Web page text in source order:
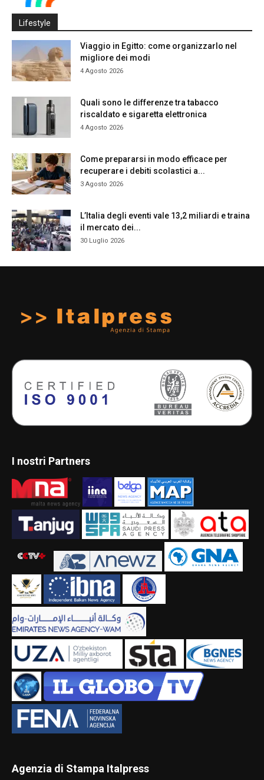
Lifestyle
Viaggio in Egitto: come organizzarlo nel
migliore dei modi
4 Agosto 2026
Quali sono le differenze tra tabacco
riscaldato e sigaretta elettronica
4 Agosto 2026
Come prepararsi in modo efficace per
recuperare i debiti scolastici a...
3 Agosto 2026
L’Italia degli eventi vale 13,2 miliardi e traina
il mercato dei...
30 Luglio 2026
I nostri Partners
Agenzia di Stampa Italpress